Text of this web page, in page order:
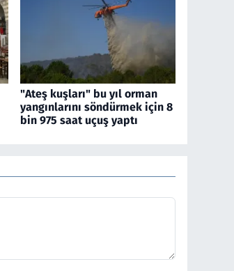
"Ateş kuşları" bu yıl orman
yangınlarını söndürmek için 8
bin 975 saat uçuş yaptı